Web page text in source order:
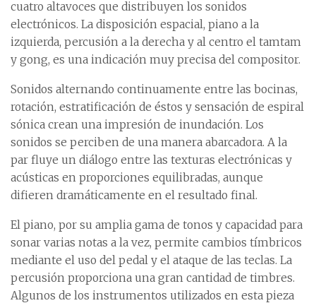
cuatro altavoces que distribuyen los sonidos
electrónicos. La disposición espacial, piano a la
izquierda, percusión a la derecha y al centro el tamtam
y gong, es una indicación muy precisa del compositor.
Sonidos alternando continuamente entre las bocinas,
rotación, estratificación de éstos y sensación de espiral
sónica crean una impresión de inundación. Los
sonidos se perciben de una manera abarcadora. A la
par fluye un diálogo entre las texturas electrónicas y
acústicas en proporciones equilibradas, aunque
difieren dramáticamente en el resultado final.
El piano, por su amplia gama de tonos y capacidad para
sonar varias notas a la vez, permite cambios tímbricos
mediante el uso del pedal y el ataque de las teclas. La
percusión proporciona una gran cantidad de timbres.
Algunos de los instrumentos utilizados en esta pieza